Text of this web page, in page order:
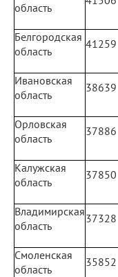
область
Белгородская
область
41259
Ивановская
область
38639
Орловская
область
37886
Калужская
область
37850
Владимирская
область
37328
Смоленская
область
35852